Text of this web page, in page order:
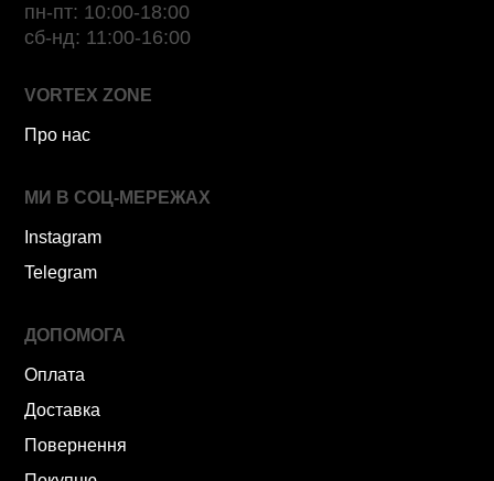
пн-пт: 10:00-18:00
сб-нд: 11:00-16:00
VORTEX ZONE
Про нас
МИ В СОЦ-МЕРЕЖАХ
Instagram
Telegram
ДОПОМОГА
Оплата
Доставка
Повернення